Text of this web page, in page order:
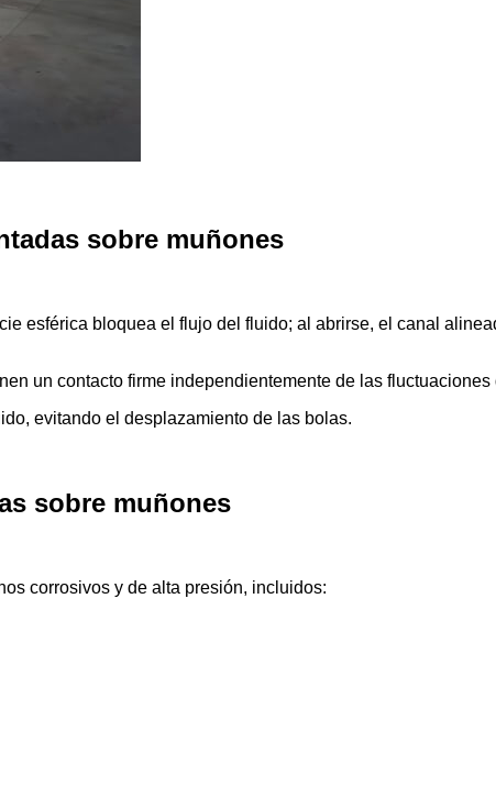
sobre muñones
esférica bloquea el flujo del fluido; al abrirse, el canal
un contacto firme independientemente de las fluctuaciones
evitando el desplazamiento de las bolas.
sobre muñones
corrosivos y de alta presión, incluidos: